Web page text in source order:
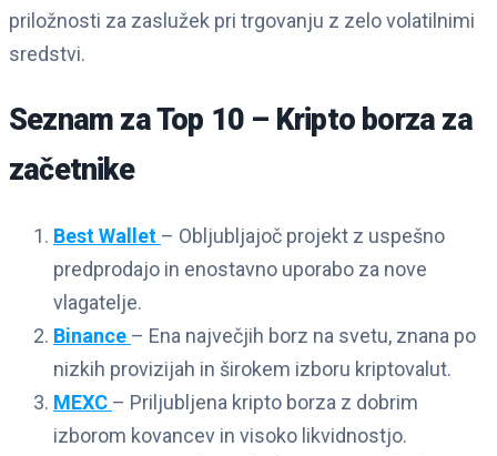
priložnosti za zaslužek pri trgovanju z zelo volatilnimi
sredstvi.
Seznam za Top 10 – Kripto borza za
začetnike
Best Wallet – Obljubljajoč projekt z uspešno
predprodajo in enostavno uporabo za nove
vlagatelje.
Binance – Ena največjih borz na svetu, znana po
nizkih provizijah in širokem izboru kriptovalut.
MEXC – Priljubljena kripto borza z dobrim
izborom kovancev in visoko likvidnostjo.